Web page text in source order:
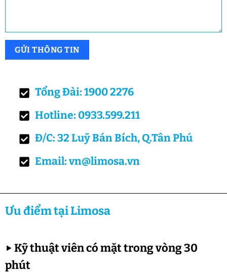
Tổng Đài: 1900 2276
Hotline: 0933.599.211
Đ/C: 32 Luỹ Bán Bích, Q.Tân Phú
Email: vn@limosa.vn
Ưu điểm tại Limosa
▶Kỹ thuật viên có mặt trong vòng 30
phút